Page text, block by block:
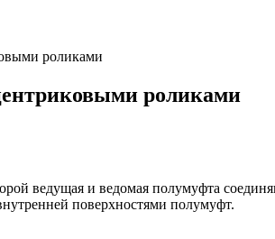
роликами
роликами
ведущая и ведомая полумуфта
поверхностями полумуфт.